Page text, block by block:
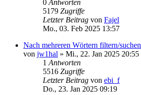
0 Antworten
5179 Zugriffe
Letzter Beitrag von Fajel
Mo., 03. Feb 2025 13:57
Nach mehreren Wörtern filtern/suchen
von jw1hal » Mi., 22. Jan 2025 20:55
1 Antworten
5516 Zugriffe
Letzter Beitrag von ebi_f
Do., 23. Jan 2025 09:19